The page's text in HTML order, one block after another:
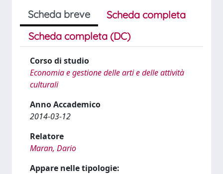
Scheda breve
Scheda completa
Scheda completa (DC)
Corso di studio
Economia e gestione delle arti e delle attività
culturali
Anno Accademico
2014-03-12
Relatore
Maran, Dario
Appare nelle tipologie: